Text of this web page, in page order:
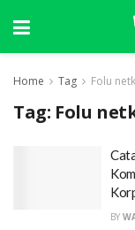
Home Tag Folu
Tag: Folu
BY